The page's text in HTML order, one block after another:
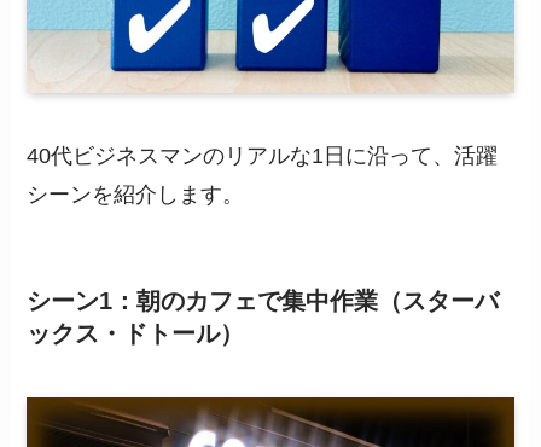
40代ビジネスマンのリアルな1日に沿って、活躍
シーンを紹介します。
シーン1：朝のカフェで集中作業（スターバ
ックス・ドトール）